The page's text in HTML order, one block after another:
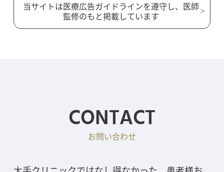
当サイトは医療広告ガイドラインを遵守し、医師
監修のもと掲載しています
CONTACT
お問い合わせ